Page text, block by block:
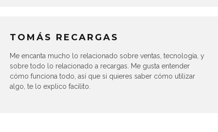
TOMÁS RECARGAS
Me encanta mucho lo relacionado sobre ventas, tecnología, y
sobre todo lo relacionado a recargas. Me gusta entender
cómo funciona todo, así que si quieres saber cómo utilizar
algo, te lo explico facilito.